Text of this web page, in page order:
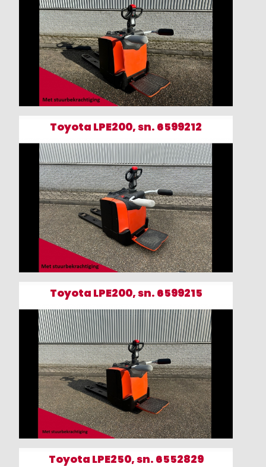
Toyota LPE200, sn. 6599212
Toyota LPE200, sn. 6599215
Toyota LPE250, sn. 6552829